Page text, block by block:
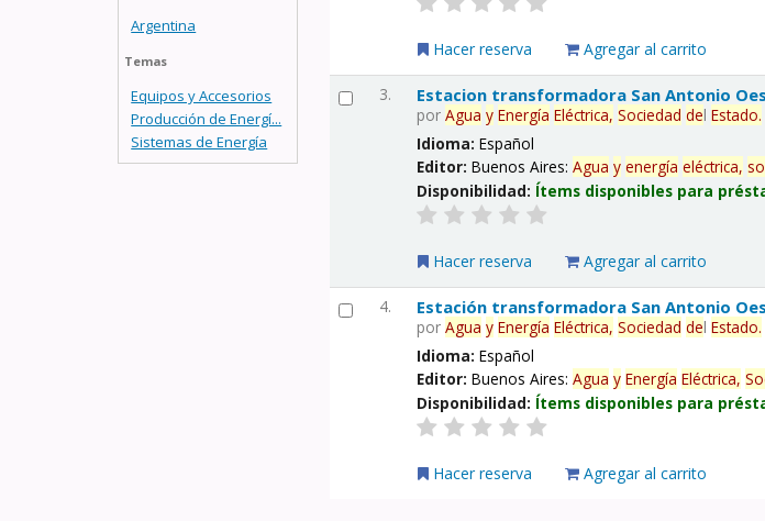
Argentina
Temas
Equipos y Accesorios
Producción de Energí...
Sistemas de Energía
Hacer reserva Agregar al carrito
3. Estacion transformadora San Antonio
porAgua y Energía Eléctrica, Sociedad delEstado.
Idioma:Español
Editor:Buenos Aires:Agua y energía eléctrica,
Disponibilidad: Ítems disponibles para
Hacer reserva Agregar al carrito
4. Estación transformadora San Antonio
porAgua y Energía Eléctrica, Sociedad delEstado.
Idioma:Español
Editor:Buenos Aires:Agua y Energía Eléctrica,
Disponibilidad: Ítems disponibles para
Hacer reserva Agregar al carrito